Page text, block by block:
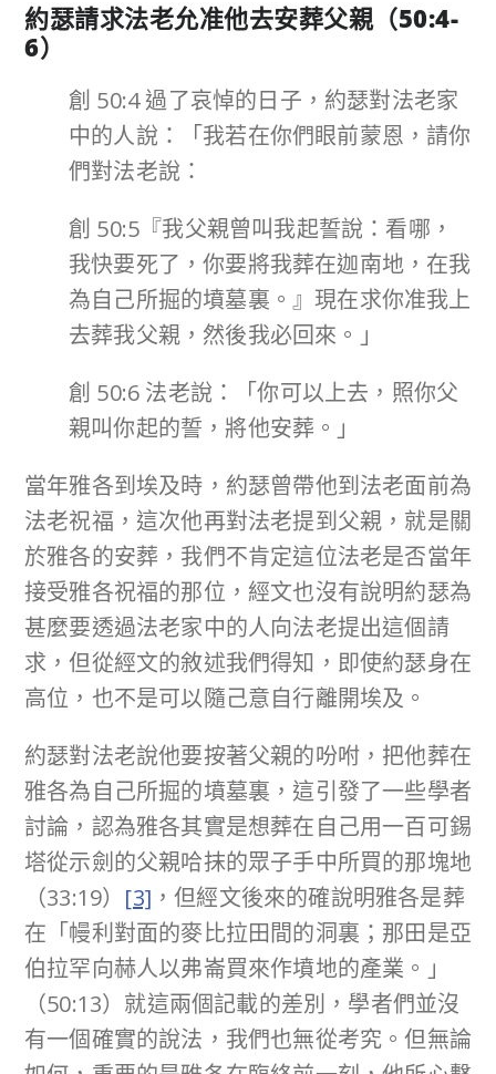
約瑟請求法老允准他去安葬父親（50:4-
6）
創 50:4 過了哀悼的日子，約瑟對法老家
中的人說：「我若在你們眼前蒙恩，請你
們對法老說：
創 50:5『我父親曾叫我起誓說：看哪，
我快要死了，你要將我葬在迦南地，在我
為自己所掘的墳墓裏。』現在求你准我上
去葬我父親，然後我必回來。」
創 50:6 法老說：「你可以上去，照你父
親叫你起的誓，將他安葬。」
當年雅各到埃及時，約瑟曾帶他到法老面前為
法老祝福，這次他再對法老提到父親，就是關
於雅各的安葬，我們不肯定這位法老是否當年
接受雅各祝福的那位，經文也沒有說明約瑟為
甚麼要透過法老家中的人向法老提出這個請
求，但從經文的敘述我們得知，即使約瑟身在
高位，也不是可以隨己意自行離開埃及。
約瑟對法老說他要按著父親的吩咐，把他葬在
雅各為自己所掘的墳墓裏，這引發了一些學者
討論，認為雅各其實是想葬在自己用一百可錫
塔從示劍的父親哈抹的眾子手中所買的那塊地
（33:19） [3] ，但經文後來的確說明雅各是葬
在「幔利對面的麥比拉田間的洞裏；那田是亞
伯拉罕向赫人以弗崙買來作墳地的產業。」
（50:13）就這兩個記載的差別，學者們並沒
有一個確實的說法，我們也無從考究。但無論